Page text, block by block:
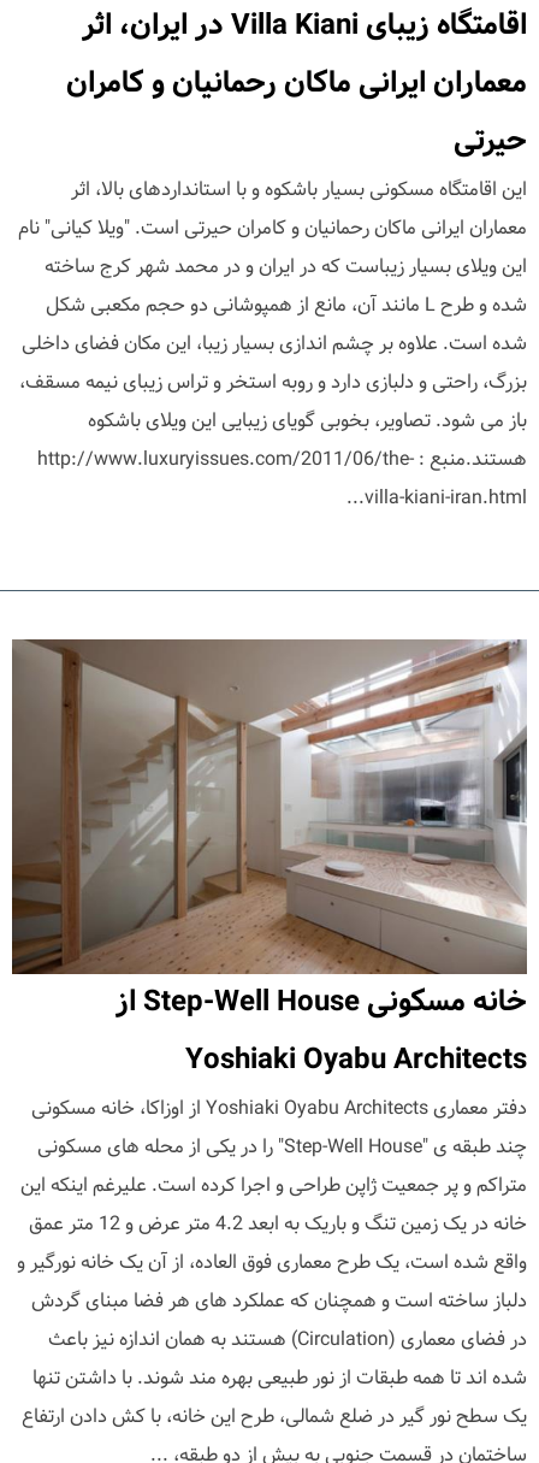
اقامتگاه زیبای Villa Kiani در ایران، اثر
معماران ایرانی ماکان رحمانیان و کامران
حیرتی
این اقامتگاه مسکونی بسیار باشکوه و با استانداردهای بالا، اثر
معماران ایرانی ماکان رحمانیان و کامران حیرتی است. "ویلا کیانی" نام
این ویلای بسیار زیباست که در ایران و در محمد شهر کرج ساخته
شده و طرح L مانند آن، مانع از همپوشانی دو حجم مکعبی شکل
شده است. علاوه بر چشم اندازی بسیار زیبا، این مکان فضای داخلی
بزرگ، راحتی و دلبازی دارد و روبه استخر و تراس زیبای نیمه مسقف،
باز می شود. تصاویر، بخوبی گویای زیبایی این ویلای باشکوه
هستند.منبع : http://www.luxuryissues.com/2011/06/the-
villa-kiani-iran.html...
خانه مسکونی Step-Well House از
Yoshiaki Oyabu Architects
دفتر معماری Yoshiaki Oyabu Architects از اوزاکا، خانه مسکونی
چند طبقه ی "Step-Well House" را در یکی از محله های مسکونی
متراکم و پر جمعیت ژاپن طراحی و اجرا کرده است. علیرغم اینکه این
خانه در یک زمین تنگ و باریک به ابعد 4.2 متر عرض و 12 متر عمق
واقع شده است، یک طرح معماری فوق العاده، از آن یک خانه نورگیر و
دلباز ساخته است و همچنان که عملکرد های هر فضا مبنای گردش
در فضای معماری (Circulation) هستند به همان اندازه نیز باعث
شده اند تا همه طبقات از نور طبیعی بهره مند شوند. با داشتن تنها
یک سطح نور گیر در ضلع شمالی، طرح این خانه، با کش دادن ارتفاع
ساختمان در قسمت جنوبی به بیش از دو طبقه، ...